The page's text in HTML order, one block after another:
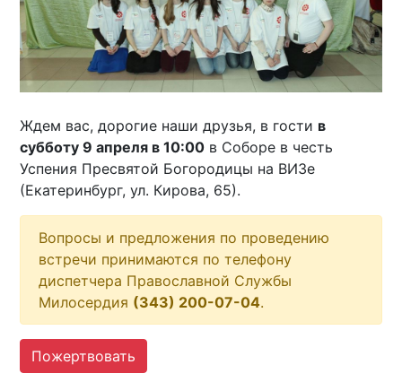
Ждем вас, дорогие наши друзья, в гости в
субботу 9 апреля в 10:00 в Соборе в честь
Успения Пресвятой Богородицы на ВИЗе
(Екатеринбург, ул. Кирова, 65).
Вопросы и предложения по проведению
встречи принимаются по телефону
диспетчера Православной Службы
Милосердия (343) 200-07-04.
Пожертвовать